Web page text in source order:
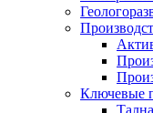
Ключевые